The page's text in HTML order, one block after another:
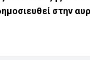
στην